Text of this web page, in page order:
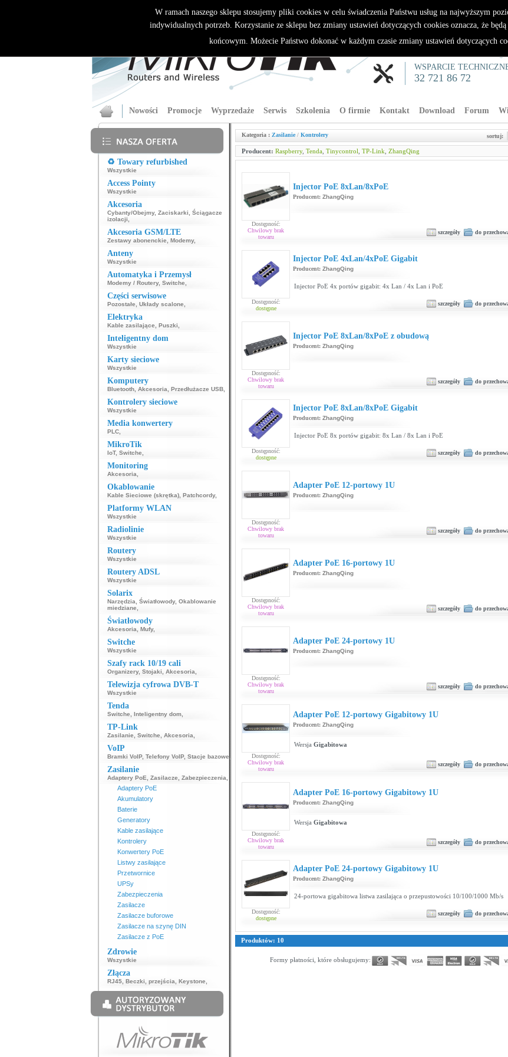
WSPARCIE
32 721 86 72
Nowości Promocje Wyprzedaże Serwis Szkolenia O firmie Kontakt Download Forum
♻️ Towary refurbished
Wszystkie
Access Pointy
Wszystkie
Akcesoria
Cybanty/Obejmy, Zaciskarki
Ściągacze
izolacji
Akcesoria GSM/LTE
Zestawy abonenckie Modemy,
Anteny
Wszystkie
Automatyka i Przemysł
Modemy / Routery, Switche
Części serwisowe
Pozostałe Układy scalone
Elektryka
Kable zasilające Puszki
Inteligentny dom
Wszystkie
Karty sieciowe
Wszystkie
Komputery
Bluetooth, Akcesoria Przedłużacze USB,
Kontrolery sieciowe
Wszystkie
Media konwertery
PLC,
MikroTik
IoT, Switche
Monitoring
Akcesoria
Okablowanie
Kable Sieciowe (skrętka), Patchcordy,
Platformy WLAN
Wszystkie
Radiolinie
Wszystkie
Routery
Wszystkie
Routery ADSL
Wszystkie
Solarix
Narzędzia Światłowody, Okablowanie
miedziane
Światłowody
Akcesoria Mufy,
Switche
Wszystkie
Szafy rack 10/19 cali
Organizery, Stojaki Akcesoria
Telewizja cyfrowa DVB-T
Wszystkie
Tenda
Switche Inteligentny dom,
TP-Link
Zasilanie Switche Akcesoria
VoIP
Bramki VoIP, Telefony VoIP, Stacje bazowe
Zasilanie
Adaptery PoE Zasilacze Zabezpieczenia
Adaptery PoE
Akumulatory
Baterie
Generatory
Kable zasilające
Kontrolery
Konwertery PoE
Listwy zasilające
Przetwornice
UPSy
Zabezpieczenia
Zasilacze
Zasilacze buforowe
Zasilacze na szynę DIN
Zasilacze z PoE
Zdrowie
Wszystkie
Złącza
RJ45, Beczki, przejścia Keystone
Kategoria : Zasilanie/ Kontrolery sortuj:
Producent: Raspberry, Tenda Tinycontrol TP-Link ZhangQing
Dostępność:
Chwilowy brak
towaru
Injector PoE 8xLan/8xPoE
Producent: ZhangQing
szczegóły do
Dostępność:
dostępne
Injector PoE 4xLan/4xPoE Gigabit
Producent: ZhangQing
Injector PoE 4x portów gigabit: 4x Lan / 4x Lan i PoE
szczegóły do
Dostępność:
Chwilowy brak
towaru
Injector PoE 8xLan/8xPoE z obudową
Producent: ZhangQing
szczegóły do
Dostępność:
dostępne
Injector PoE 8xLan/8xPoE Gigabit
Producent: ZhangQing
Injector PoE 8x portów gigabit: 8x Lan / 8x Lan i PoE
szczegóły do
Dostępność:
Chwilowy brak
towaru
Adapter PoE 12-portowy 1U
Producent: ZhangQing
szczegóły do
Dostępność:
Chwilowy brak
towaru
Adapter PoE 16-portowy 1U
Producent: ZhangQing
szczegóły do
Dostępność:
Chwilowy brak
towaru
Adapter PoE 24-portowy 1U
Producent: ZhangQing
szczegóły do
Dostępność:
Chwilowy brak
towaru
Adapter PoE 12-portowy Gigabitowy 1U
Producent: ZhangQing
Wersja Gigabitowa
szczegóły do
Dostępność:
Chwilowy brak
towaru
Adapter PoE 16-portowy Gigabitowy 1U
Producent: ZhangQing
Wersja Gigabitowa
szczegóły do
Dostępność:
dostępne
Adapter PoE 24-portowy Gigabitowy 1U
Producent: ZhangQing
24-portowa gigabitowa listwa zasilająca o przepustowości 10/100/1000 Mb/s
szczegóły do
Produktów: 10
Formy płatności, które obsługujemy:
W ramach naszego sklepu stosujemy pliki cookies w celu świadczenia Państwu usług na najwyższym
indywidualnych potrzeb. Korzystanie ze sklepu bez zmiany ustawień dotyczących cookies oznacza, że będą
końcowym. Możecie Państwo dokonać w każdym czasie zmiany ustawień dotyczących